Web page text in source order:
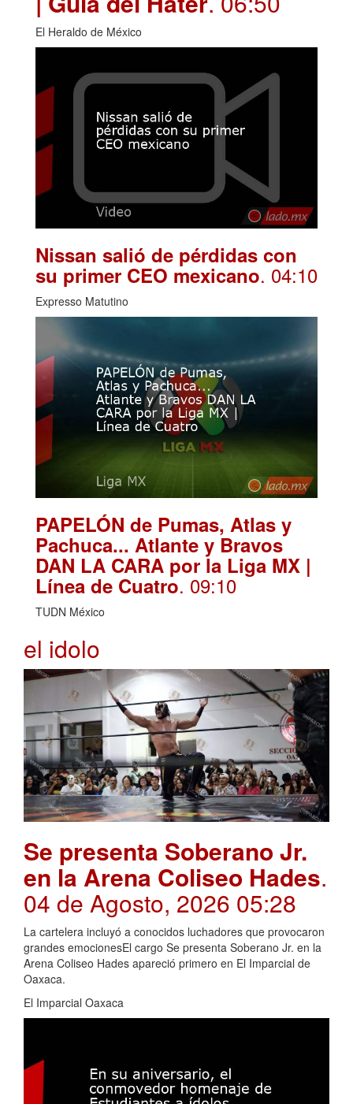
El Heraldo de México
Nissan salió de pérdidas con
su primer CEO mexicano. 04:10
Expresso Matutino
PAPELÓN de Pumas, Atlas y
Pachuca... Atlante y Bravos
DAN LA CARA por la Liga MX |
Línea de Cuatro. 09:10
TUDN México
el idolo
Se presenta Soberano Jr.
en la Arena Coliseo Hades.
04 de Agosto, 2026 05:28
La cartelera incluyó a conocidos luchadores que provocaron
grandes emocionesEl cargo Se presenta Soberano Jr. en la
Arena Coliseo Hades apareció primero en El Imparcial de
Oaxaca.
El Imparcial Oaxaca